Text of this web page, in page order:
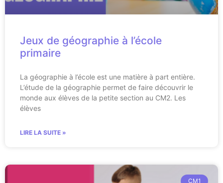
Jeux de géographie à l’école
primaire
La géographie à l’école est une matière à part entière.
L’étude de la géographie permet de faire découvrir le
monde aux élèves de la petite section au CM2. Les
élèves
LIRE LA SUITE »
CM1